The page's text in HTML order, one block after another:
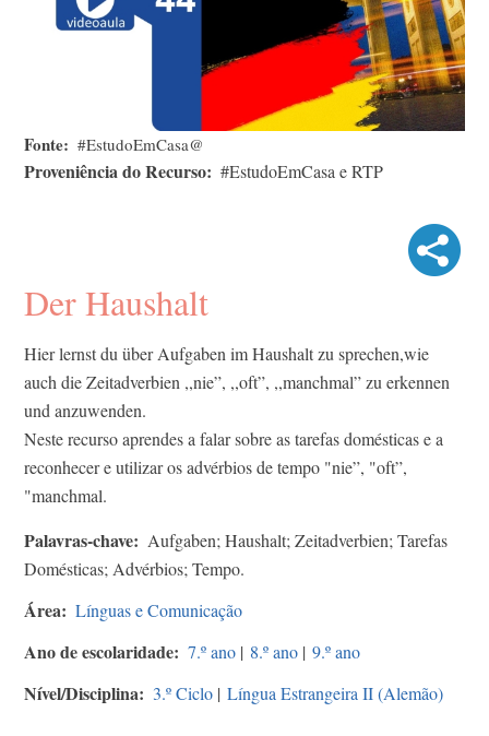
Fonte #EstudoEmCasa@
Proveniência do Recurso #EstudoEmCasa e RTP
Der Haushalt
Hier lernst du über Aufgaben im Haushalt zu sprechen,wie
auch die Zeitadverbien ,,nie”, ,,oft”, ,,manchmal” zu erkennen
und anzuwenden.
Neste recurso aprendes a falar sobre as tarefas domésticas e a
reconhecer e utilizar os advérbios de tempo "nie”, "oft”,
"manchmal.
Palavras-chave
Aufgaben; Haushalt; Zeitadverbien; Tarefas
Domésticas; Advérbios; Tempo.
Área Línguas e Comunicação
Ano de escolaridade 7.º ano | 8.º ano | 9.º ano
Nível/Disciplina 3.º Ciclo | Língua Estrangeira II (Alemão)